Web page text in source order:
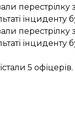
інциденту
інциденту
5 офіцерів.